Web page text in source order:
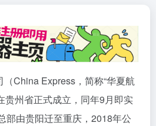
China Express，简称“华夏航
贵州省正式成立，同年9月即实
部由贵阳迁至重庆，2018年公